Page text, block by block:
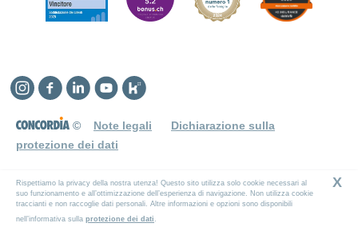
Rispettiamo la privacy della nostra utenza! Questo sito utilizza solo cookie necessari al
suo funzionamento e all’ottimizzazione dell’esperienza di navigazione. Non utilizza cookie
traccianti e non raccoglie dati personali. Altre informazioni e opzioni sono disponibili
nell’informativa sulla protezione dei dati .
X
© Note legali
Dichiarazione sulla
protezione dei dati
Instagram
Facebook
LinkedinYouTube
Kununu